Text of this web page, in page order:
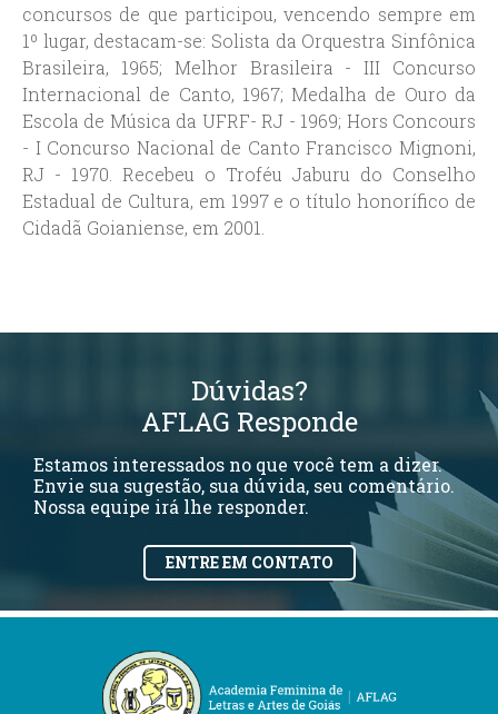
concursos de que participou, vencendo sempre em
1º lugar, destacam-se: Solista da Orquestra Sinfônica
Brasileira, 1965; Melhor Brasileira - III Concurso
Internacional de Canto, 1967; Medalha de Ouro da
Escola de Música da UFRF- RJ - 1969; Hors Concours
- I Concurso Nacional de Canto Francisco Mignoni,
RJ - 1970. Recebeu o Troféu Jaburu do Conselho
Estadual de Cultura, em 1997 e o título honorífico de
Cidadã Goianiense, em 2001.
Dúvidas?
AFLAG Responde
Estamos interessados no que você tem a dizer.
Envie sua sugestão, sua dúvida, seu comentário.
Nossa equipe irá lhe responder.
ENTRE EM CONTATO